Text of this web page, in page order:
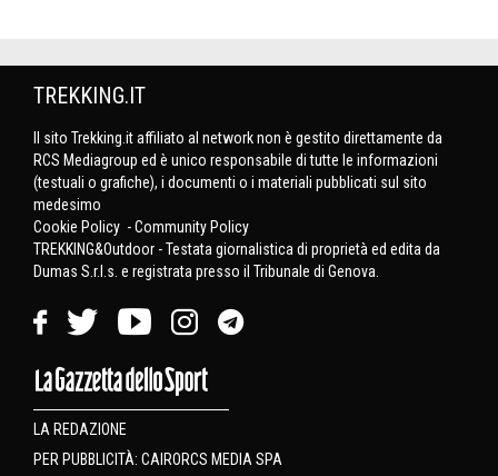
TREKKING.IT
Il sito Trekking.it affiliato al network non è gestito direttamente da
RCS Mediagroup ed è unico responsabile di tutte le informazioni
(testuali o grafiche), i documenti o i materiali pubblicati sul sito
medesimo
Cookie Policy -Community Policy
TREKKING&Outdoor - Testata giornalistica di proprietà ed edita da
Dumas S.r.l.s. e registrata presso il Tribunale di Genova.
LA REDAZIONE
PER PUBBLICITÀ: CAIRORCS MEDIA SPA